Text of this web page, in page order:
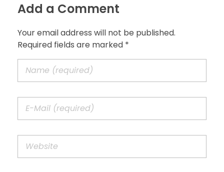
Add a Comment
Your email address will not be published.
Required fields are marked *